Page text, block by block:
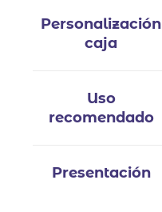
Personalización
caja
Uso
recomendado
Presentación